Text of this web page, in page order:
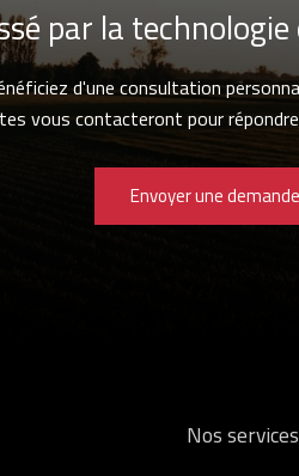
par la technologie
d'une consultation
vous contacteront pour
Envoyer une demande
Nos services